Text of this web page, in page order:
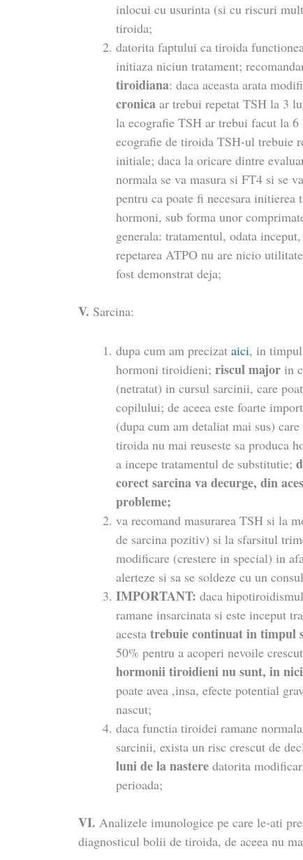
inlocui cu usurinta (si cu riscuri
tiroida;
datorita faptului ca tiroida
initiaza niciun tratament;
tiroidiana: daca aceasta arata
cronica ar trebui repetat TSH la 3
la ecografie TSH ar trebui facut la 6
ecografie de tiroida TSH-ul trebuie
initiale; daca la oricare dintre
normala se va masura si FT4 si se
pentru ca poate fi necesara
hormoni, sub forma unor
generala: tratamentul, odata
repetarea ATPO nu are nicio
fost demonstrat deja;
V. Sarcina:
dupa cum am precizataici, in
hormoni tiroidieni;riscul major in
(netratat) in cursul sarcinii, care
copilului; de aceea este foarte
(dupa cum am detaliat mai sus)
tiroida nu mai reuseste sa produca
a incepe tratamentul de substitutie;
corect sarcina va decurge, din
probleme;
va recomand masurarea TSH si la
de sarcina pozitiv) si la sfarsitul
modificare (crestere in special) in
alerteze si sa se soldeze cu un
IMPORTANT: daca
ramane insarcinata si este inceput
acestatrebuie continuat in timpul
50% pentru a acoperi nevoile
hormonii tiroidieni nu sunt, in
poate avea ,insa, efecte potential
nascut;
daca functia tiroidei ramane
sarcinii, exista un risc crescut de
luni de la nastere datorita
perioada;
VI. Analizele imunologice pe care le-ati
diagnosticul bolii de tiroida, de aceea nu